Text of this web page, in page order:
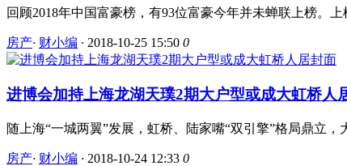
回顾2018年中国富豪榜，有93位富豪今年并未蝉联上榜。
房产· 财小编 · 2018-10-25 15:50 0
进博会加持上海龙湖天璞2期大户型或成大虹桥人
随上海“一城两翼”发展，虹桥、陆家嘴“双引擎”格局鼎立
房产· 财小编 · 2018-10-24 12:33 0